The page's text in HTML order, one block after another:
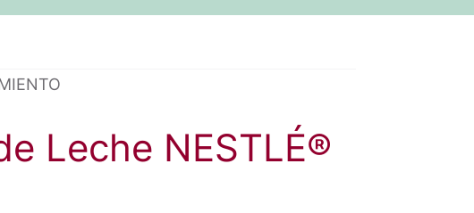
Leche NESTLÉ®